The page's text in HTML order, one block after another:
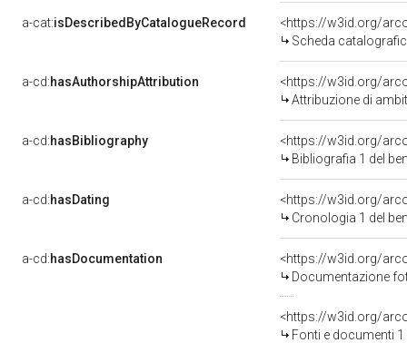
a-cat:isDescribedByCatalogueRecord
<https://w3id.org/
Scheda
a-cd:hasAuthorshipAttribution
<https://w3id.org/
Attribuzione di
a-cd:hasBibliography
<https://w3id.org/
Bibliografia 1 del
a-cd:hasDating
<https://w3id.org/
Cronologia 1 del
a-cd:hasDocumentation
Documentazione
<https://w3id.org/
Fonti e documenti